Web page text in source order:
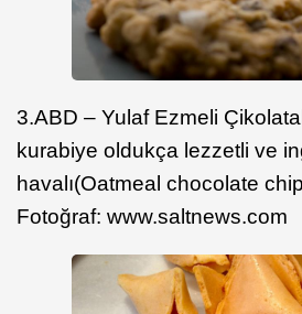
3.ABD – Yulaf Ezmeli
kurabiye oldukça lezzetli ve
havalı(Oatmeal chocolate
Fotoğraf: www.saltnews.com